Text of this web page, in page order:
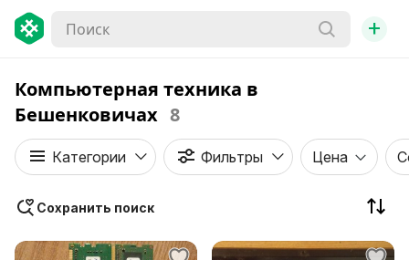
+
Компьютерная техника в
Бешенковичах 8
Категории Фильтры Цена
Сохранить поиск